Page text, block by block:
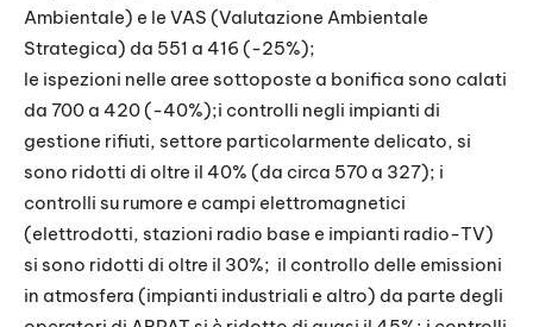
Ambientale) e le VAS (Valutazione Ambientale
Strategica) da 551 a 416 (-25%);
le ispezioni nelle aree sottoposte a bonifica sono calati
da 700 a 420 (-40%);i controlli negli impianti di
gestione rifiuti, settore particolarmente delicato, si
sono ridotti di oltre il 40% (da circa 570 a 327); i
controlli su rumore e campi elettromagnetici
(elettrodotti, stazioni radio base e impianti radio-TV)
si sono ridotti di oltre il 30%; il controllo delle emissioni
in atmosfera (impianti industriali e altro) da parte degli